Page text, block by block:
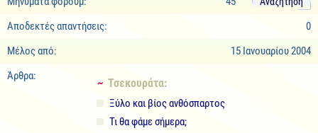
Αποδεκτές απαντήσεις:
0
Μέλος από:
15 Ιανουαρίου 2004
Άρθρα:
~ Τσεκουράτα:
Ξύλο και βίος ανθόσπαρτος
Τι θα φάμε σήμερα;